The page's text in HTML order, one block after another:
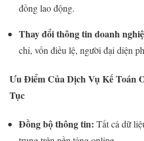
đồng lao động.
Thay đổi thông tin doanh
chỉ, vốn điều lệ, người đại diện
Ưu Điểm Của Dịch Vụ Kế Toán
Tục
Đồng bộ thông tin: Tất cả dữ